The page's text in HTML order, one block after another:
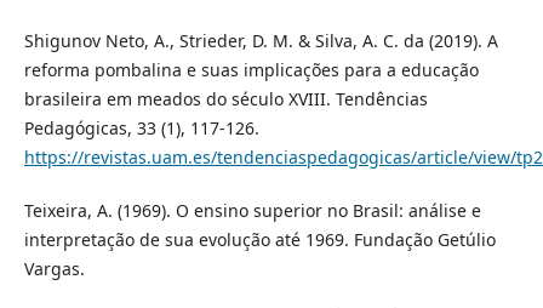
Shigunov Neto, A., Strieder, D. M. & Silva, A. C. da (2019). A
reforma pombalina e suas implicações para a educação
brasileira em meados do século XVIII. Tendências
Pedagógicas, 33 (1), 117-126.
https://revistas.uam.es/tendenciaspedagogicas/article/view/
Teixeira, A. (1969). O ensino superior no Brasil: análise e
interpretação de sua evolução até 1969. Fundação Getúlio
Vargas.